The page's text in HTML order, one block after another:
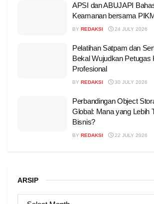
APSI dan ABUJAPI
Keamanan bersama
BY REDAKSI 24 JULY 2026
Pelatihan Satpam dan
Bekal Wujudkan Petugas
Profesional
BY REDAKSI 30 JULY 2026
Perbandingan Object
Global: Mana yang Lebih
Bisnis?
BY REDAKSI 22 JULY 2026
ARSIP